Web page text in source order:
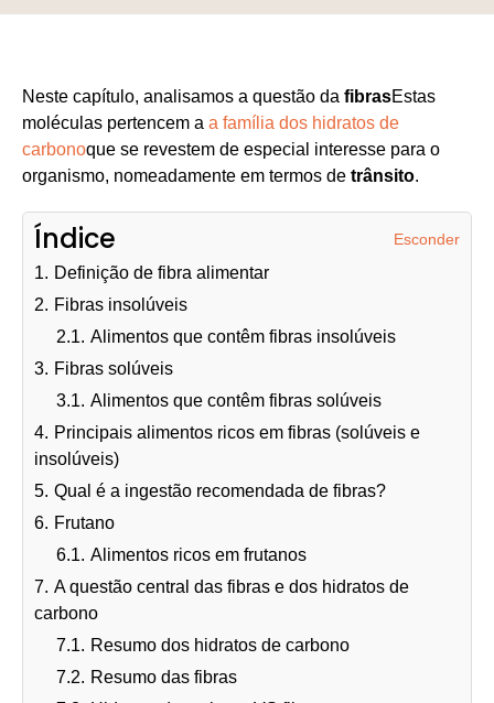
Neste capítulo, analisamos a questão da fibrasEstas
moléculas pertencem a a família dos hidratos de
carbonoque se revestem de especial interesse para o
organismo, nomeadamente em termos de trânsito.
Índice Esconder
1. Definição de fibra alimentar
2. Fibras insolúveis
2.1. Alimentos que contêm fibras insolúveis
3. Fibras solúveis
3.1. Alimentos que contêm fibras solúveis
4. Principais alimentos ricos em fibras (solúveis e
insolúveis)
5. Qual é a ingestão recomendada de fibras?
6. Frutano
6.1. Alimentos ricos em frutanos
7. A questão central das fibras e dos hidratos de
carbono
7.1. Resumo dos hidratos de carbono
7.2. Resumo das fibras